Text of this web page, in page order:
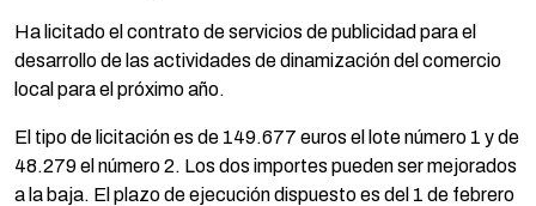
Ha licitado el contrato de servicios de publicidad para el
desarrollo de las actividades de dinamización del comercio
local para el próximo año.
El tipo de licitación es de 149.677 euros el lote número 1 y de
48.279 el número 2. Los dos importes pueden ser mejorados
a la baja. El plazo de ejecución dispuesto es del 1 de febrero